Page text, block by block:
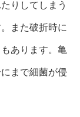
りしてしまう
また破折時に
あります。亀
まで細菌が侵